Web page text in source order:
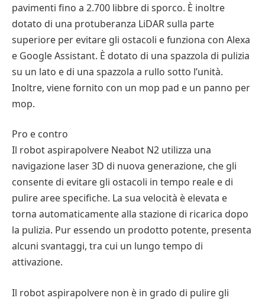
pavimenti fino a 2.700 libbre di sporco. È inoltre
dotato di una protuberanza LiDAR sulla parte
superiore per evitare gli ostacoli e funziona con Alexa
e Google Assistant. È dotato di una spazzola di pulizia
su un lato e di una spazzola a rullo sotto l’unità.
Inoltre, viene fornito con un mop pad e un panno per
mop.
Pro e contro
Il robot aspirapolvere Neabot N2 utilizza una
navigazione laser 3D di nuova generazione, che gli
consente di evitare gli ostacoli in tempo reale e di
pulire aree specifiche. La sua velocità è elevata e
torna automaticamente alla stazione di ricarica dopo
la pulizia. Pur essendo un prodotto potente, presenta
alcuni svantaggi, tra cui un lungo tempo di
attivazione.
Il robot aspirapolvere non è in grado di pulire gli